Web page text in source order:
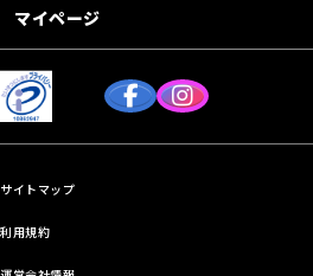
マイページ
サイトマップ
利用規約